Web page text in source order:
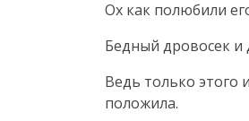
Ох как полюбили
Бедный дровосек и
Ведь только этого
положила.